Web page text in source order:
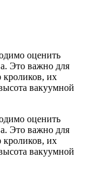
оценить
Это важно для
кроликов, их
вакуумной
оценить
Это важно для
кроликов, их
вакуумной